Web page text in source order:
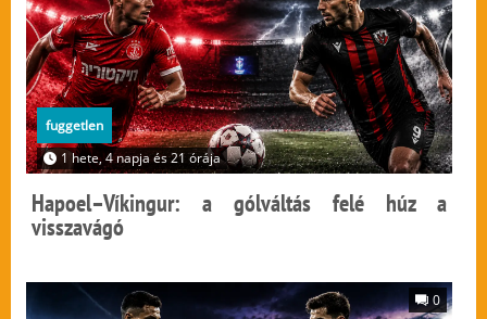
fuggetlen
1 hete, 4 napja és 21 órája
Hapoel–Víkingur: a gólváltás felé húz a
visszavágó
0